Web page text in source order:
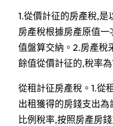
1.從價計征的房產稅,是
房產稅根據房產原值一
值盤算交納。2.房產稅
餘值從價計征的,稅率為
從租計征房產稅。1.從
出租獲得的房錢支出
比例稅率,按照房產房